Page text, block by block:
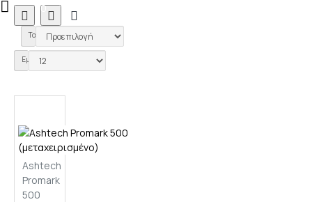
0
Ταξινόμηση:
Εμφάνιση:
Ashtech
Promark
500